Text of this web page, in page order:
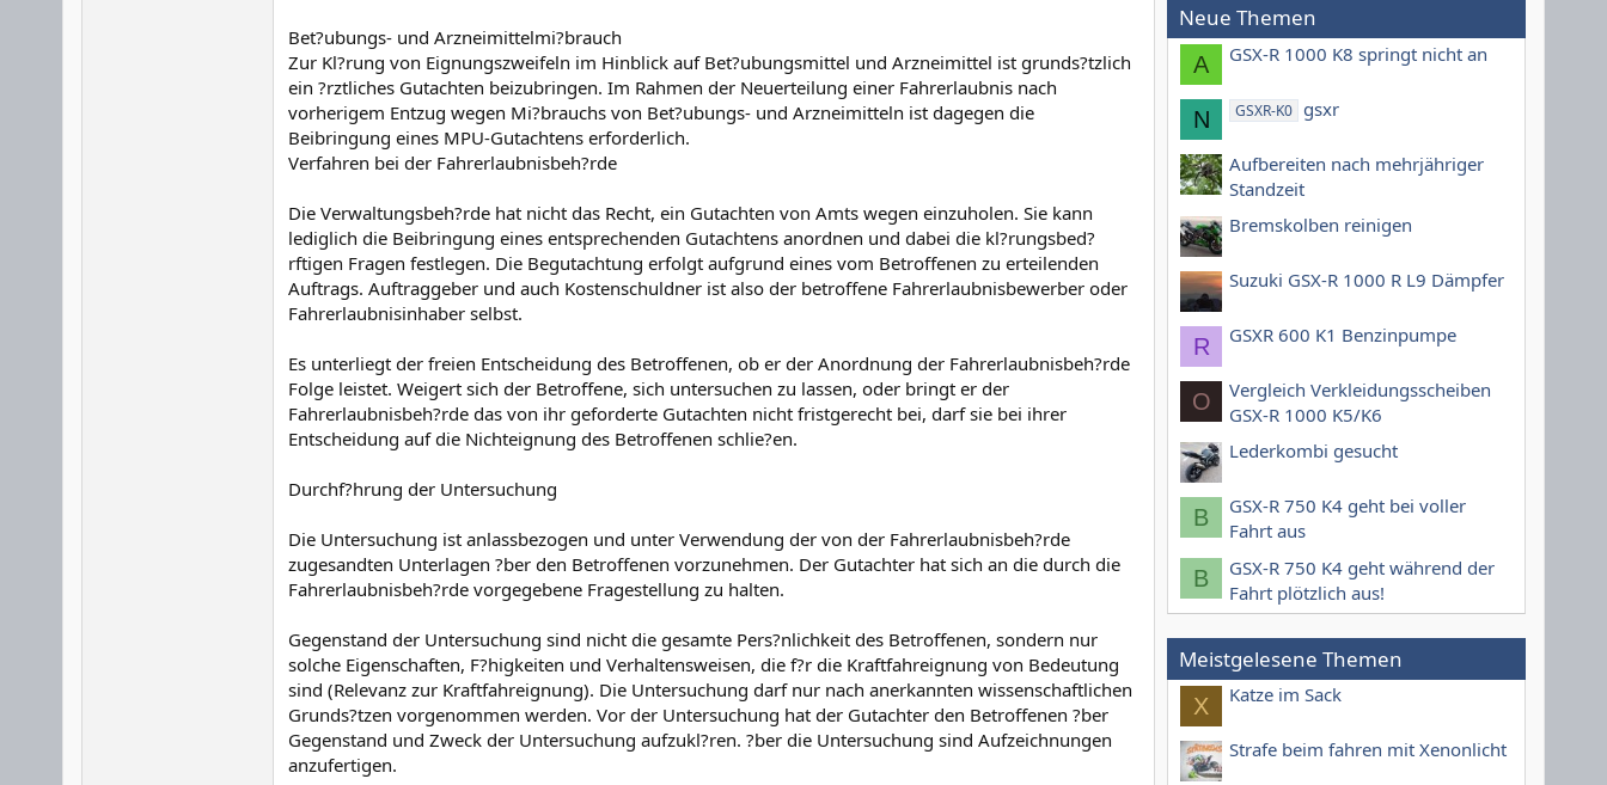
Bet?ubungs- und Arzneimittelmi?brauch
Zur Kl?rung von Eignungszweifeln im Hinblick auf Bet?ubungsmittel und Arzneimittel ist grunds?tzlich
ein ?rztliches Gutachten beizubringen. Im Rahmen der Neuerteilung einer Fahrerlaubnis nach
vorherigem Entzug wegen Mi?brauchs von Bet?ubungs- und Arzneimitteln ist dagegen die
Beibringung eines MPU-Gutachtens erforderlich.
Verfahren bei der Fahrerlaubnisbeh?rde
Die Verwaltungsbeh?rde hat nicht das Recht, ein Gutachten von Amts wegen einzuholen. Sie kann
lediglich die Beibringung eines entsprechenden Gutachtens anordnen und dabei die kl?rungsbed?
rftigen Fragen festlegen. Die Begutachtung erfolgt aufgrund eines vom Betroffenen zu erteilenden
Auftrags. Auftraggeber und auch Kostenschuldner ist also der betroffene Fahrerlaubnisbewerber oder
Fahrerlaubnisinhaber selbst.
Es unterliegt der freien Entscheidung des Betroffenen, ob er der Anordnung der Fahrerlaubnisbeh?rde
Folge leistet. Weigert sich der Betroffene, sich untersuchen zu lassen, oder bringt er der
Fahrerlaubnisbeh?rde das von ihr geforderte Gutachten nicht fristgerecht bei, darf sie bei ihrer
Entscheidung auf die Nichteignung des Betroffenen schlie?en.
Durchf?hrung der Untersuchung
Die Untersuchung ist anlassbezogen und unter Verwendung der von der Fahrerlaubnisbeh?rde
zugesandten Unterlagen ?ber den Betroffenen vorzunehmen. Der Gutachter hat sich an die durch die
Fahrerlaubnisbeh?rde vorgegebene Fragestellung zu halten.
Gegenstand der Untersuchung sind nicht die gesamte Pers?nlichkeit des Betroffenen, sondern nur
solche Eigenschaften, F?higkeiten und Verhaltensweisen, die f?r die Kraftfahreignung von Bedeutung
sind (Relevanz zur Kraftfahreignung). Die Untersuchung darf nur nach anerkannten wissenschaftlichen
Grunds?tzen vorgenommen werden. Vor der Untersuchung hat der Gutachter den Betroffenen ?ber
Gegenstand und Zweck der Untersuchung aufzukl?ren. ?ber die Untersuchung sind Aufzeichnungen
anzufertigen.
Neue Themen
A GSX-R 1000 K8 springt nicht an
N GSXR-K0 gsxr
Aufbereiten nach mehrjähriger
Standzeit
Bremskolben reinigen
Suzuki GSX-R 1000 R L9 Dämpfer
R GSXR 600 K1 Benzinpumpe
O
Vergleich Verkleidungsscheiben
GSX-R 1000 K5/K6
Lederkombi gesucht
B
GSX-R 750 K4 geht bei voller
Fahrt aus
B
GSX-R 750 K4 geht während der
Fahrt plötzlich aus!
Meistgelesene Themen
X Katze im Sack
Strafe beim fahren mit Xenonlicht